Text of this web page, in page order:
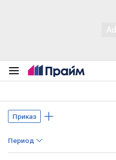
Приказ
Период